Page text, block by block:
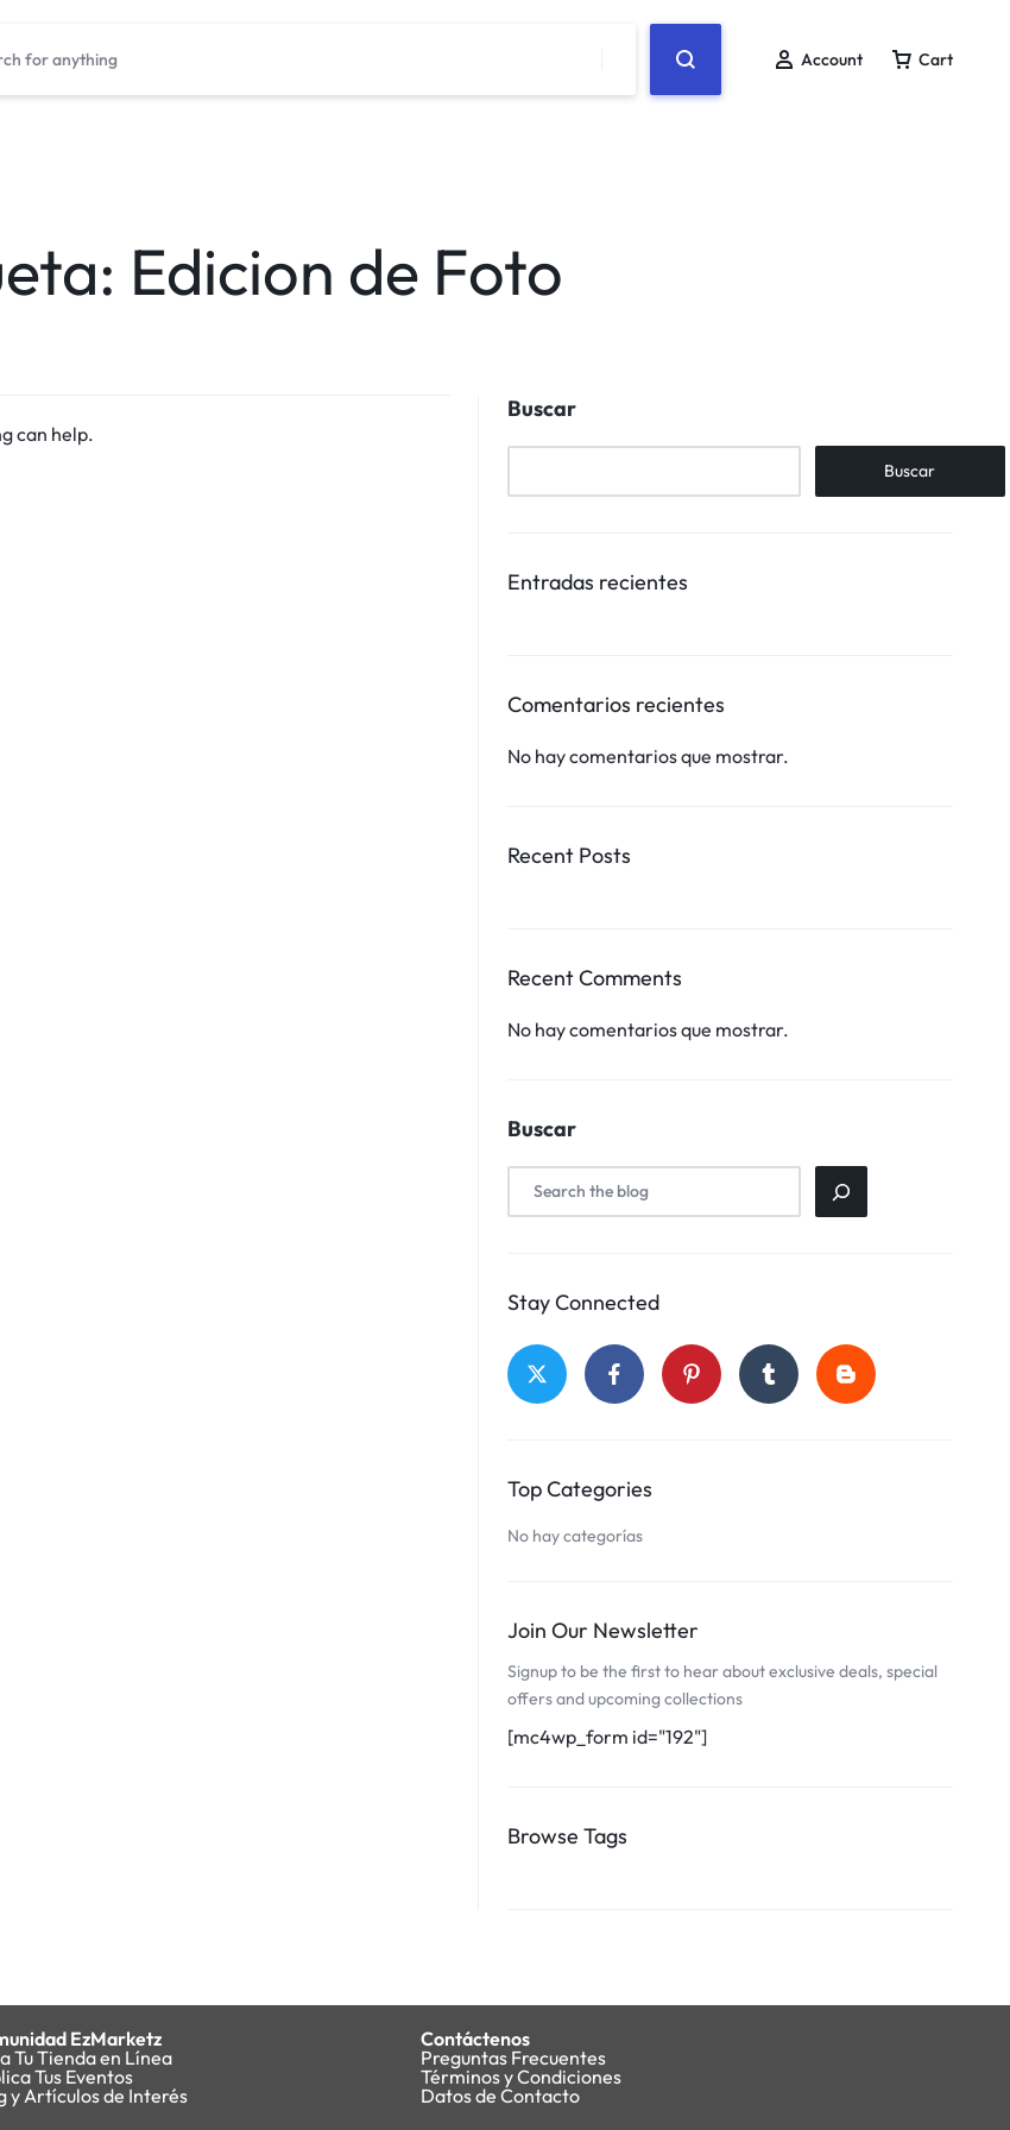
Account Cart
Edicion de Foto
can help.
Buscar
Buscar
Entradas recientes
Comentarios recientes
No hay comentarios que mostrar.
Recent Posts
Recent Comments
No hay comentarios que mostrar.
Buscar
Stay Connected
Top Categories
No hay categorías
Join Our Newsletter
Signup to be the first to hear about exclusive deals, special
offers and upcoming collections
[mc4wp_form id="192"]
Browse Tags
EzMarketz
Tu Tienda en Línea
Tus Eventos
y Artículos de Interés
Contáctenos
Preguntas Frecuentes
Términos y Condiciones
Datos de Contacto